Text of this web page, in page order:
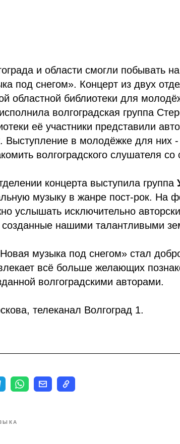
и области смогли побывать
под снегом». Концерт из двух
областной библиотеки для
волгоградская группа
её участники представили
Выступление в молодёжке для них -
волгоградского слушателя
концерта выступила группа
музыку в жанре пост-рок. На
услышать исключительно
созданные нашими талантливыми
музыка под снегом» стал
всё больше желающих
волгоградскими авторами.
телеканал Волгоград 1.